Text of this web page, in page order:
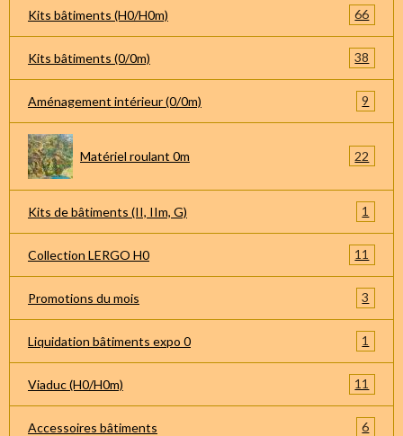
Kits bâtiments (H0/H0m) 66
Kits bâtiments (0/0m) 38
Aménagement intérieur (0/0m) 9
Matériel roulant 0m 22
Kits de bâtiments (II, IIm, G) 1
Collection LERGO H0 11
Promotions du mois 3
Liquidation bâtiments expo 0 1
Viaduc (H0/H0m) 11
Accessoires bâtiments 6